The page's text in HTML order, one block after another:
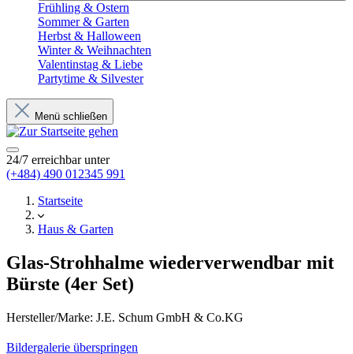
Frühling & Ostern
Sommer & Garten
Herbst & Halloween
Winter & Weihnachten
Valentinstag & Liebe
Partytime & Silvester
Menü schließen
24/7 erreichbar unter
(+484) 490 012345 991
Startseite
Haus & Garten
Glas-Strohhalme wiederverwendbar mit
Bürste (4er Set)
Hersteller/Marke: J.E. Schum GmbH & Co.KG
Bildergalerie überspringen